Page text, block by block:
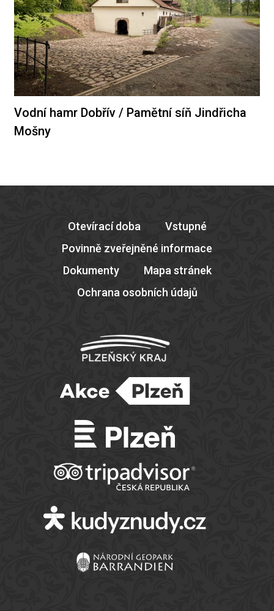
Vodní hamr Dobřív / Pamětní síň Jindřicha
Mošny
Otevírací doba
Vstupné
Povinně zveřejněné informace
Dokumenty
Mapa stránek
Ochrana osobních údajů